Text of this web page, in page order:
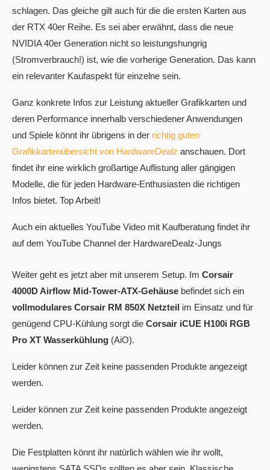
schlagen. Das gleiche gilt auch für die die ersten Karten aus
der RTX 40er Reihe. Es sei aber erwähnt, dass die neue
NVIDIA 40er Generation nicht so leistungshungrig
(Stromverbrauch!) ist, wie die vorherige Generation. Das kann
ein relevanter Kaufaspekt für einzelne sein.
Ganz konkrete Infos zur Leistung aktueller Grafikkarten und
deren Performance innerhalb verschiedener Anwendungen
und Spiele könnt ihr übrigens in der richtig guten
Grafikkartenübersicht von HardwareDealz anschauen. Dort
findet ihr eine wirklich großartige Auflistung aller gängigen
Modelle, die für jeden Hardware-Enthusiasten die richtigen
Infos bietet. Top Arbeit!
Auch ein aktuelles YouTube Video mit Kaufberatung findet ihr
auf dem YouTube Channel der HardwareDealz-Jungs
Weiter geht es jetzt aber mit unserem Setup. Im Corsair
4000D Airflow Mid-Tower-ATX-Gehäuse befindet sich ein
vollmodulares Corsair RM 850X Netzteil im Einsatz und für
genügend CPU-Kühlung sorgt die Corsair iCUE H100i RGB
Pro XT Wasserkühlung (AiO).
Leider können zur Zeit keine passenden Produkte angezeigt
werden.
Leider können zur Zeit keine passenden Produkte angezeigt
werden.
Die Festplatten könnt ihr natürlich wählen wie ihr wollt,